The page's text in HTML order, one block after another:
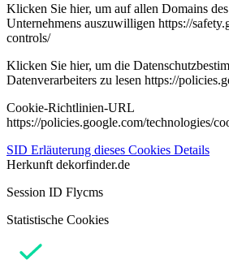
Klicken Sie hier, um auf allen Domains
Unternehmens auszuwilligen https://
controls/
Klicken Sie hier, um die
Datenverarbeiters zu lesen https://
Cookie-Richtlinien-URL
https://policies.google.com/technologies/
SID Erläuterung dieses Cookies Details
Herkunft dekorfinder.de
Session ID Flycms
Statistische Cookies